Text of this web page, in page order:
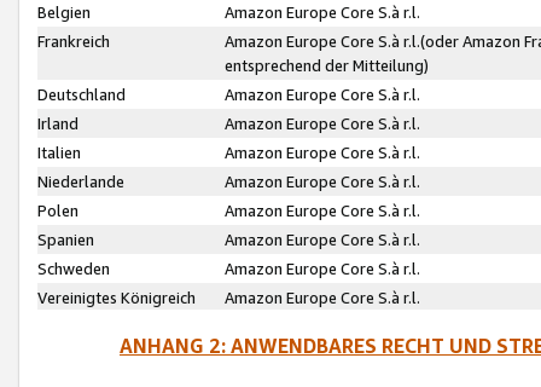
Belgien
Amazon Europe Core S.à r.l.
Frankreich
Amazon Europe Core S.à r.l.(oder Amazon
entsprechend der Mitteilung)
Deutschland
Amazon Europe Core S.à r.l.
Irland
Amazon Europe Core S.à r.l.
Italien
Amazon Europe Core S.à r.l.
Niederlande
Amazon Europe Core S.à r.l.
Polen
Amazon Europe Core S.à r.l.
Spanien
Amazon Europe Core S.à r.l.
Schweden
Amazon Europe Core S.à r.l.
Vereinigtes Königreich
Amazon Europe Core S.à r.l.
ANHANG 2: ANWENDBARES RECHT UND